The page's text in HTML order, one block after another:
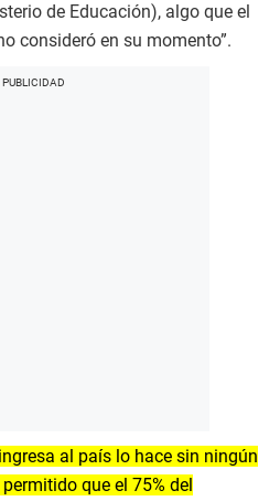
de Educación), algo que el
consideró en su momento”.
al país lo hace sin ningún
que el 75% del